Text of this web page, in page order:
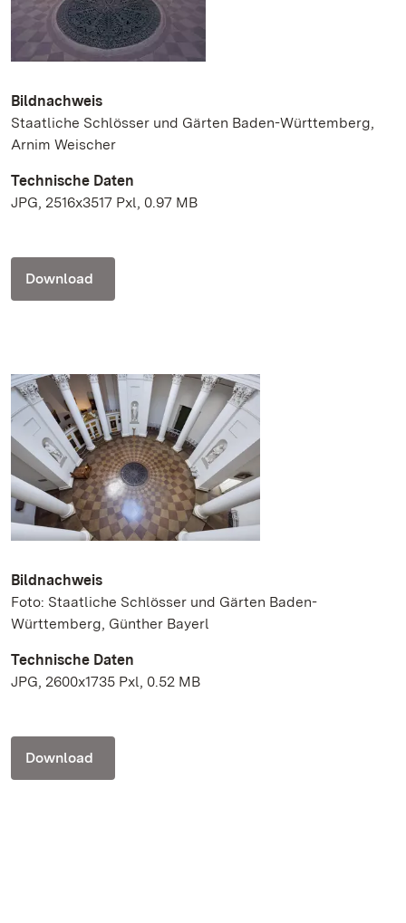
Bildnachweis
Staatliche Schlösser und Gärten Baden-Württemberg,
Arnim Weischer
Technische Daten
JPG, 2516x3517 Pxl, 0.97 MB
Download
Bildnachweis
Foto: Staatliche Schlösser und Gärten Baden-
Württemberg, Günther Bayerl
Technische Daten
JPG, 2600x1735 Pxl, 0.52 MB
Download